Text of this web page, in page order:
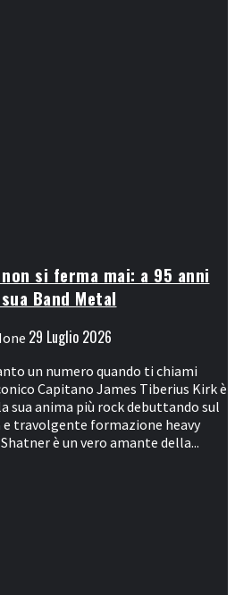
si ferma mai: a 95 anni
Band Metal
29 Luglio 2026
un numero quando ti chiami
Capitano James Tiberius Kirk è
sua anima più rock debuttando sul
e travolgente formazione heavy
è un vero amante della...